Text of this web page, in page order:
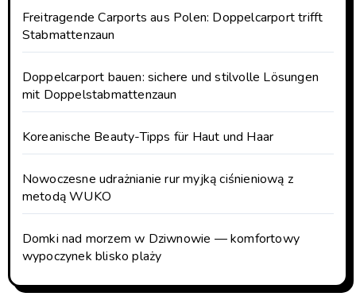
Freitragende Carports aus Polen: Doppelcarport trifft
Stabmattenzaun
Doppelcarport bauen: sichere und stilvolle Lösungen
mit Doppelstabmattenzaun
Koreanische Beauty-Tipps für Haut und Haar
Nowoczesne udrażnianie rur myjką ciśnieniową z
metodą WUKO
Domki nad morzem w Dziwnowie — komfortowy
wypoczynek blisko plaży